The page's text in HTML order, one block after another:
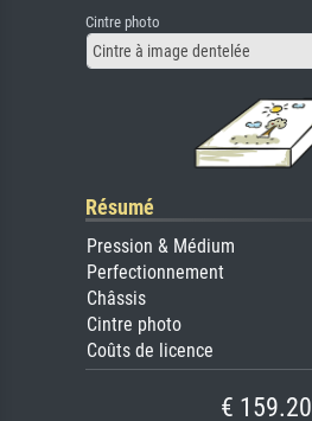
Cintre photo
Cintre à image dentelée
Résumé
Pression & Médium
Perfectionnement
Châssis
Cintre photo
Coûts de licence
€ 159.20